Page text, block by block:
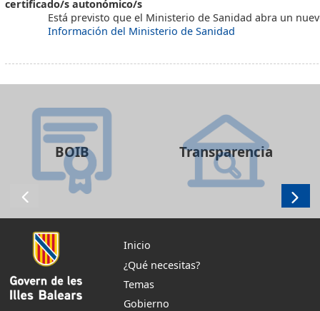
certificado/s autonómico/s
Está previsto que el Ministerio de Sanidad abra un
Información del Ministerio de Sanidad
BOIB Transparencia
Inicio
¿Qué necesitas?
Temas
Gobierno